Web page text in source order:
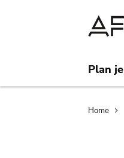
Plan
Home